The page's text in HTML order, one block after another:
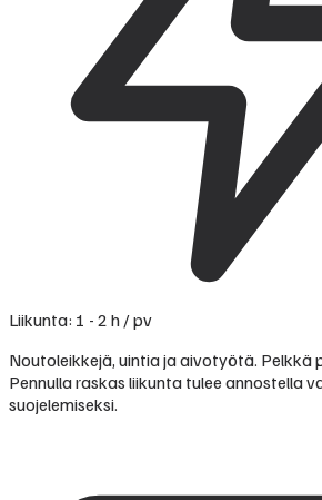
Liikunta: 1 - 2 h / pv
Noutoleikkejä, uintia ja aivotyötä. Pelkkä
Pennulla raskas liikunta tulee annostella
suojelemiseksi.